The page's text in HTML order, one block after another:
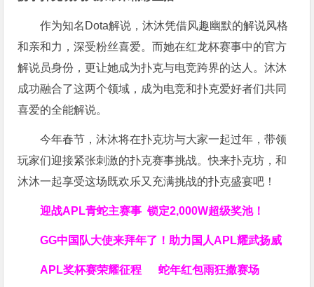
作为知名Dota解说，沐沐凭借风趣幽默的解说风格
和亲和力，深受粉丝喜爱。而她在红龙杯赛事中的官方
解说员身份，更让她成为扑克与电竞跨界的达人。沐沐
成功融合了这两个领域，成为电竞和扑克爱好者们共同
喜爱的全能解说。
今年春节，沐沐将在扑克坊与大家一起过年，带领
玩家们迎接紧张刺激的扑克赛事挑战。快来扑克坊，和
沐沐一起享受这场既欢乐又充满挑战的扑克盛宴吧！
迎战APL青蛇主赛事锁定2,000W超级奖池！
GG中国队大使来拜年了！助力国人APL耀武扬威
APL奖杯赛荣耀征程蛇年红包雨狂撒赛场